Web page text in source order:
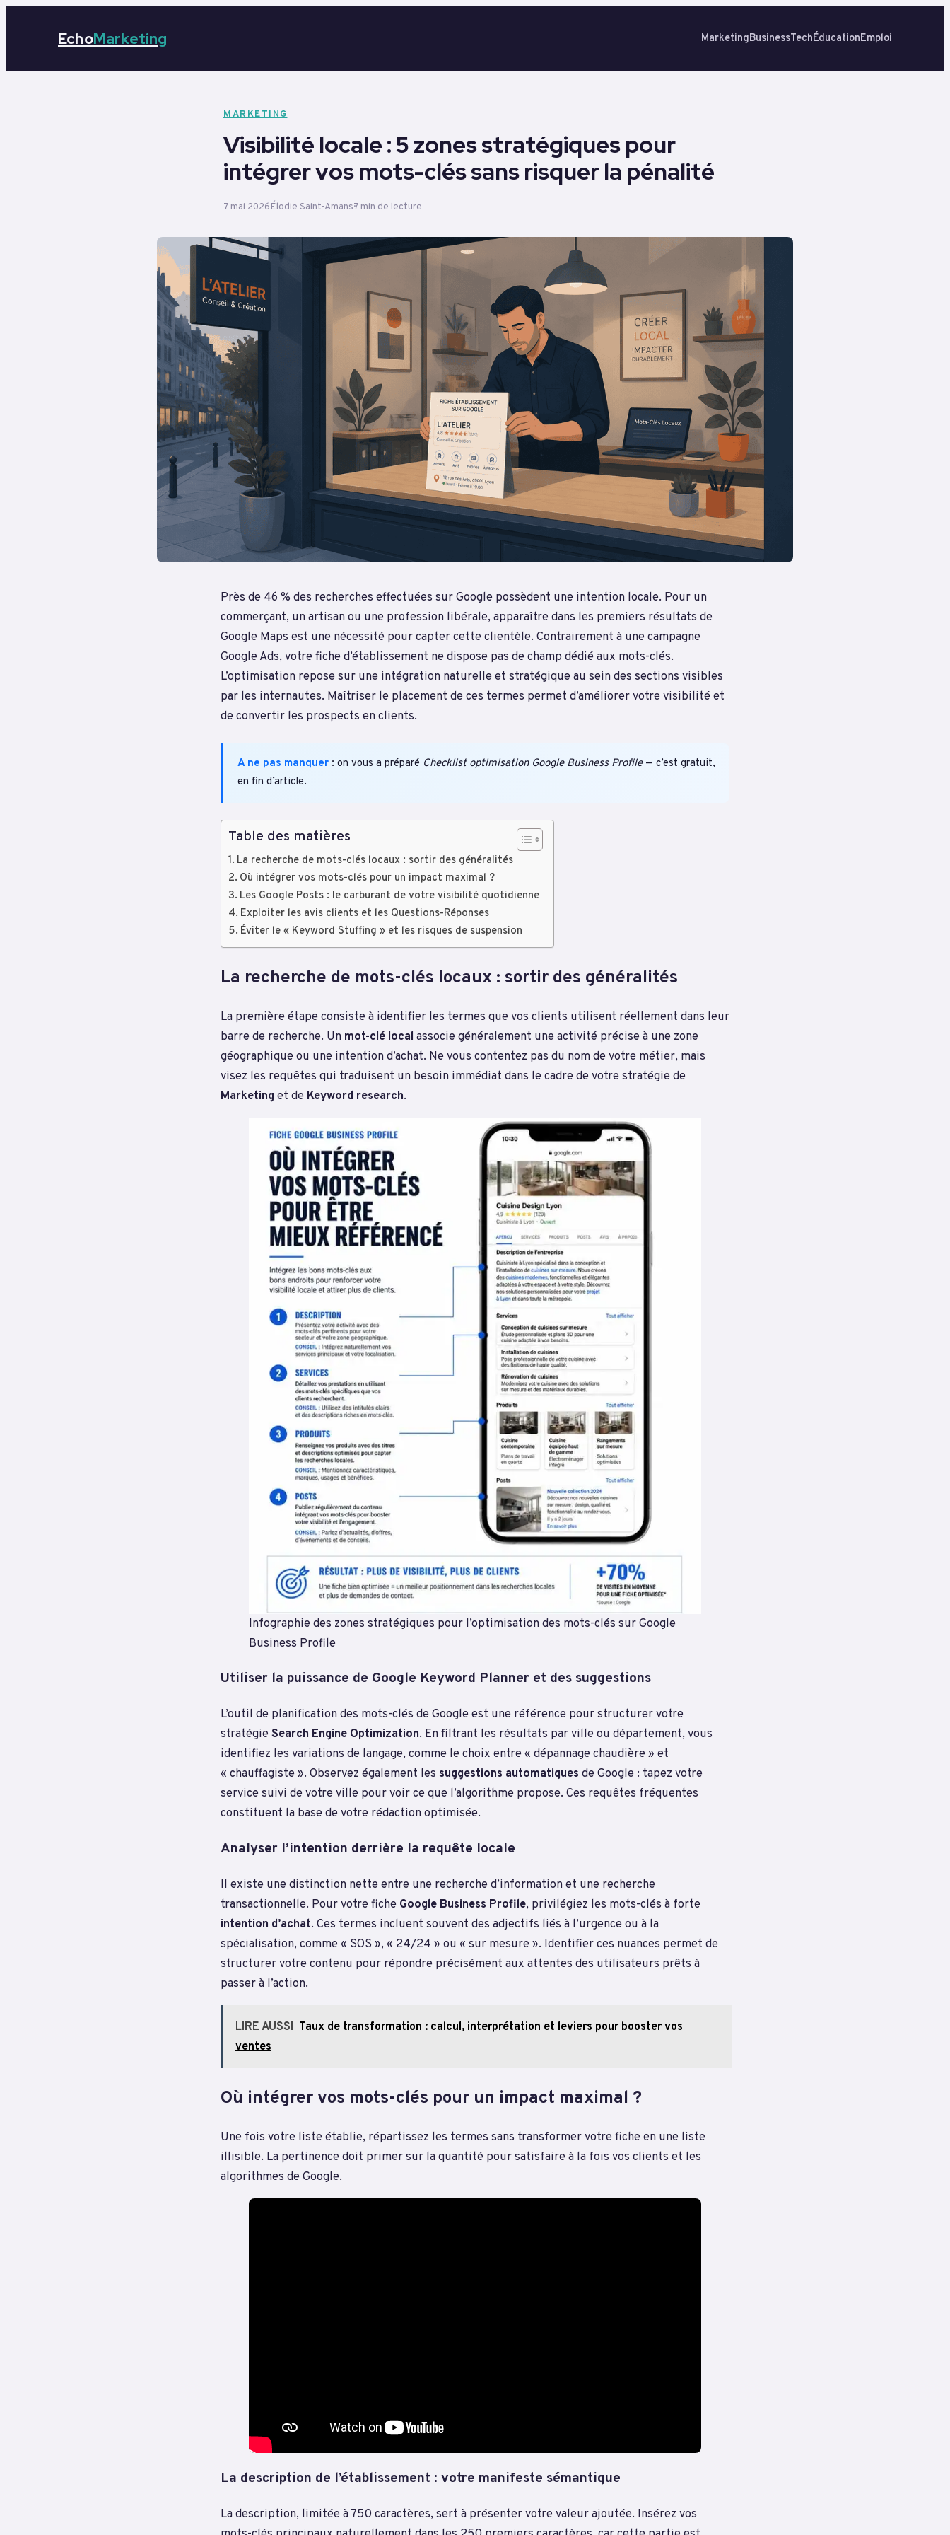
EchoMarketing MarketingBusinessTechÉducationEmploi
MARKETING
Visibilité locale : 5 zones stratégiques pour
intégrer vos mots-clés sans risquer la pénalité
7 mai 2026Élodie Saint-Amans7 min de lecture
Près de 46 % des recherches effectuées sur Google possèdent une intention locale. Pour un
commerçant, un artisan ou une profession libérale, apparaître dans les premiers résultats de
Google Maps est une nécessité pour capter cette clientèle. Contrairement à une campagne
Google Ads, votre fiche d’établissement ne dispose pas de champ dédié aux mots-clés.
L’optimisation repose sur une intégration naturelle et stratégique au sein des sections visibles
par les internautes. Maîtriser le placement de ces termes permet d’améliorer votre visibilité et
de convertir les prospects en clients.
A ne pas manquer : on vous a préparé Checklist optimisation Google Business Profile— c’est gratuit,
en fin d’article.
Table des matières
La recherche de mots-clés locaux : sortir des généralités
Où intégrer vos mots-clés pour un impact maximal ?
Les Google Posts : le carburant de votre visibilité quotidienne
Exploiter les avis clients et les Questions-Réponses
Éviter le « Keyword Stuffing » et les risques de suspension
La recherche de mots-clés locaux : sortir des généralités
La première étape consiste à identifier les termes que vos clients utilisent réellement dans leur
barre de recherche. Un mot-clé local associe généralement une activité précise à une zone
géographique ou une intention d’achat. Ne vous contentez pas du nom de votre métier, mais
visez les requêtes qui traduisent un besoin immédiat dans le cadre de votre stratégie de
Marketing et de Keyword research.
Infographie des zones stratégiques pour l’optimisation des mots-clés sur Google
Business Profile
Utiliser la puissance de Google Keyword Planner et des suggestions
L’outil de planification des mots-clés de Google est une référence pour structurer votre
stratégieSearch Engine Optimization. En filtrant les résultats par ville ou département, vous
identifiez les variations de langage, comme le choix entre « dépannage chaudière » et
« chauffagiste ». Observez également les suggestions automatiques de Google : tapez votre
service suivi de votre ville pour voir ce que l’algorithme propose. Ces requêtes fréquentes
constituent la base de votre rédaction optimisée.
Analyser l’intention derrière la requête locale
Il existe une distinction nette entre une recherche d’information et une recherche
transactionnelle. Pour votre fiche Google Business Profile, privilégiez les mots-clés à forte
intention d’achat. Ces termes incluent souvent des adjectifs liés à l’urgence ou à la
spécialisation, comme « SOS », « 24/24 » ou « sur mesure ». Identifier ces nuances permet de
structurer votre contenu pour répondre précisément aux attentes des utilisateurs prêts à
passer à l’action.
LIRE AUSSI Taux de transformation : calcul, interprétation et leviers pour booster vos
ventes
Où intégrer vos mots-clés pour un impact maximal ?
Une fois votre liste établie, répartissez les termes sans transformer votre fiche en une liste
illisible. La pertinence doit primer sur la quantité pour satisfaire à la fois vos clients et les
algorithmes de Google.
La description de l’établissement : votre manifeste sémantique
La description, limitée à 750 caractères, sert à présenter votre valeur ajoutée. Insérez vos